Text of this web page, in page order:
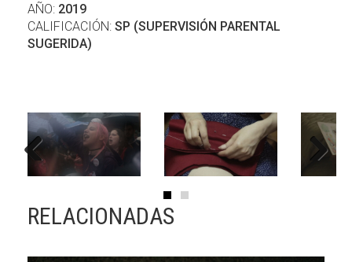
AÑO: 2019
CALIFICACIÓN: SP (SUPERVISIÓN PARENTAL
SUGERIDA)
RELACIONADAS